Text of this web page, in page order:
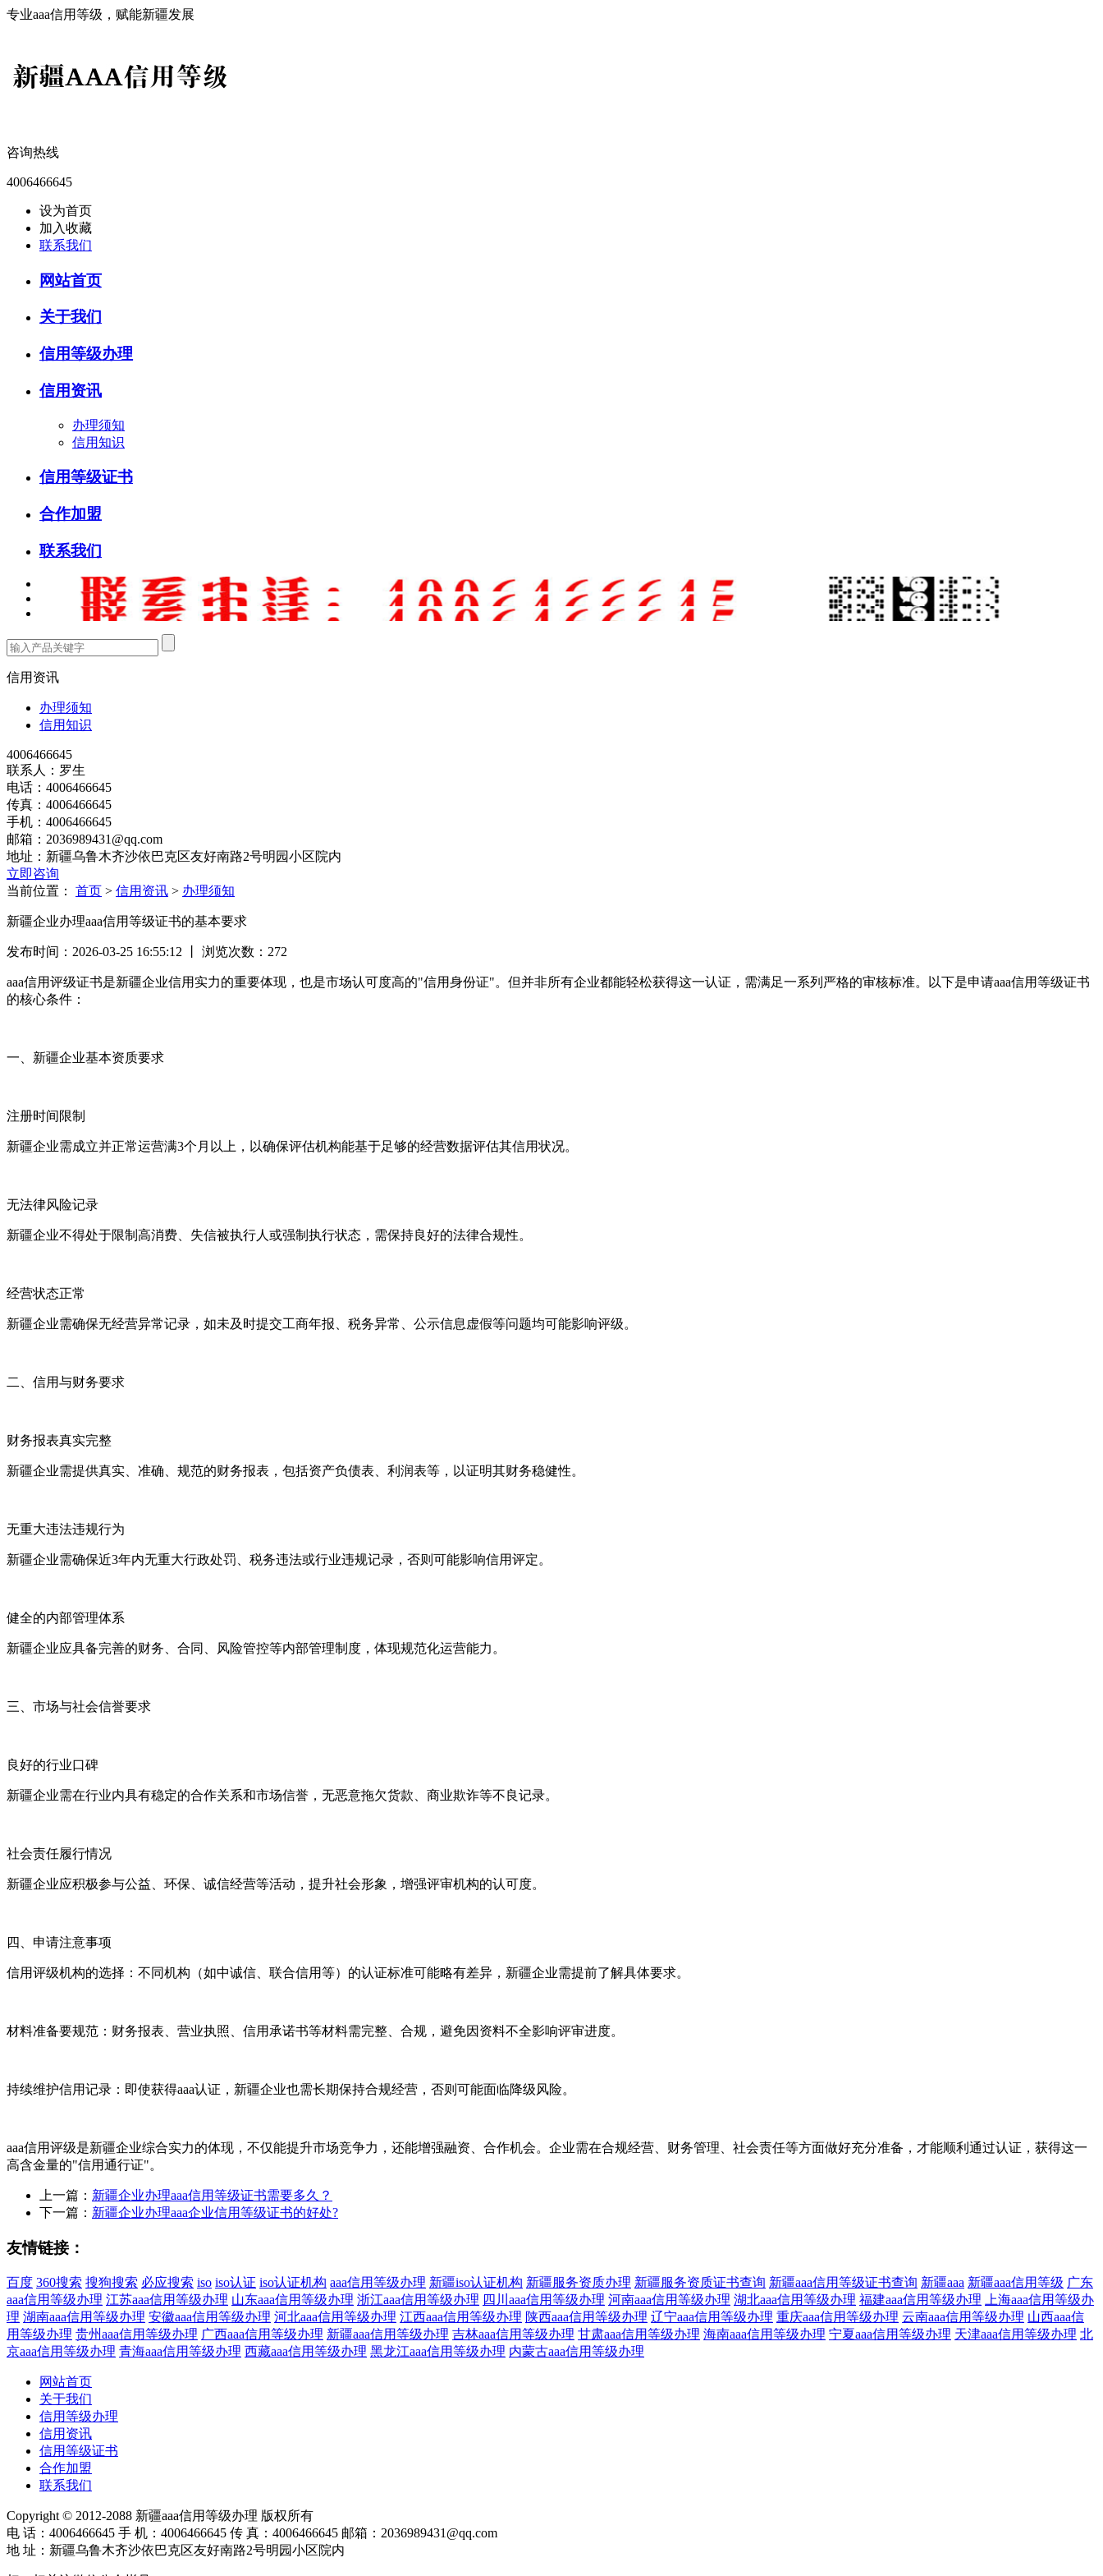
专业aaa信用等级，赋能新疆发展
咨询热线
4006466645
设为首页
加入收藏
联系我们
网站首页
关于我们
信用等级办理
信用资讯
办理须知
信用知识
信用等级证书
合作加盟
联系我们
信用资讯
办理须知
信用知识
4006466645
联系人：罗生
电话：4006466645
传真：4006466645
手机：4006466645
邮箱：2036989431@qq.com
地址：新疆乌鲁木齐沙依巴克区友好南路2号明园小区院内
立即咨询
当前位置： 首页 > 信用资讯 > 办理须知
新疆企业办理aaa信用等级证书的基本要求
发布时间：2026-03-25 16:55:12 丨 浏览次数： 272
aaa信用评级证书是新疆企业信用实力的重要体现，也是市场认可度高的"信用身份证"。但并非所有企业都能轻松获得这一认证，需满足一系列严格的审核标准。以下是申请aaa信用等级证书
的核心条件：
一、新疆企业基本资质要求
注册时间限制
新疆企业需成立并正常运营满3个月以上，以确保评估机构能基于足够的经营数据评估其信用状况。
无法律风险记录
新疆企业不得处于限制高消费、失信被执行人或强制执行状态，需保持良好的法律合规性。
经营状态正常
新疆企业需确保无经营异常记录，如未及时提交工商年报、税务异常、公示信息虚假等问题均可能影响评级。
二、信用与财务要求
财务报表真实完整
新疆企业需提供真实、准确、规范的财务报表，包括资产负债表、利润表等，以证明其财务稳健性。
无重大违法违规行为
新疆企业需确保近3年内无重大行政处罚、税务违法或行业违规记录，否则可能影响信用评定。
健全的内部管理体系
新疆企业应具备完善的财务、合同、风险管控等内部管理制度，体现规范化运营能力。
三、市场与社会信誉要求
良好的行业口碑
新疆企业需在行业内具有稳定的合作关系和市场信誉，无恶意拖欠货款、商业欺诈等不良记录。
社会责任履行情况
新疆企业应积极参与公益、环保、诚信经营等活动，提升社会形象，增强评审机构的认可度。
四、申请注意事项
信用评级机构的选择：不同机构（如中诚信、联合信用等）的认证标准可能略有差异，新疆企业需提前了解具体要求。
材料准备要规范：财务报表、营业执照、信用承诺书等材料需完整、合规，避免因资料不全影响评审进度。
持续维护信用记录：即使获得aaa认证，新疆企业也需长期保持合规经营，否则可能面临降级风险。
aaa信用评级是新疆企业综合实力的体现，不仅能提升市场竞争力，还能增强融资、合作机会。企业需在合规经营、财务管理、社会责任等方面做好充分准备，才能顺利通过认证，获得这一
高含金量的"信用通行证"。
上一篇： 新疆企业办理aaa信用等级证书需要多久？
下一篇： 新疆企业办理aaa企业信用等级证书的好处?
友情链接：
百度 360搜索 搜狗搜索 必应搜索 iso iso认证 iso认证机构 aaa信用等级办理 新疆iso认证机构 新疆服务资质办理 新疆服务资质证书查询 新疆aaa信用等级证书查询 新疆aaa 新疆aaa信用等级 广东
aaa信用等级办理 江苏aaa信用等级办理 山东aaa信用等级办理 浙江aaa信用等级办理 四川aaa信用等级办理 河南aaa信用等级办理 湖北aaa信用等级办理 福建aaa信用等级办理
上海aaa信用等级办
理 湖南aaa信用等级办理 安徽aaa信用等级办理 河北aaa信用等级办理 江西aaa信用等级办理 陕西aaa信用等级办理 辽宁aaa信用等级办理 重庆aaa信用等级办理 云南aaa信用等级办理 山西aaa信
用等级办理 贵州aaa信用等级办理 广西aaa信用等级办理 新疆aaa信用等级办理 吉林aaa信用等级办理 甘肃aaa信用等级办理 海南aaa信用等级办理 宁夏aaa信用等级办理 天津aaa信用等级办理 北
京aaa信用等级办理 青海aaa信用等级办理 西藏aaa信用等级办理 黑龙江aaa信用等级办理 内蒙古aaa信用等级办理
网站首页
关于我们
信用等级办理
信用资讯
信用等级证书
合作加盟
联系我们
Copyright © 2012-2088 新疆aaa信用等级办理 版权所有
电 话：4006466645 手 机：4006466645 传 真：4006466645 邮箱：2036989431@qq.com
地 址：新疆乌鲁木齐沙依巴克区友好南路2号明园小区院内